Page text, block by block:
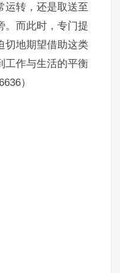
运转，还是取送至
。而此时，专门提
切地期望借助这类
工作与生活的平衡
）